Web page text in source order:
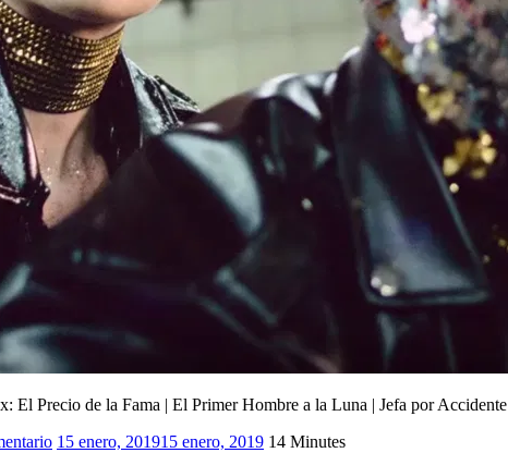
Precio de la Fama | El Primer Hombre a la Luna | Jefa por Accidente
15 enero, 201915 enero, 2019 14 Minutes